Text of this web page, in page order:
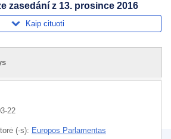
zasedání z 13. prosince 2016
Kaip cituoti
22
(-s): Europos Parlamentas